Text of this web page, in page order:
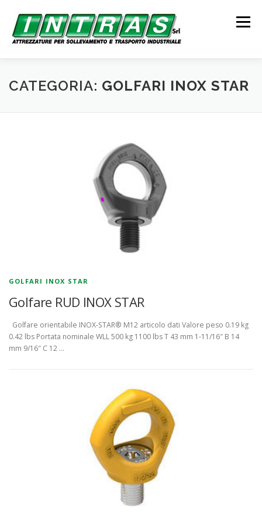
contenuto
Menu
SOLLEVAMENTO ANCORAGGIO TRASPORTO
CATEGORIA: GOLFARI INOX STAR
GOLFARI INOX STAR
Golfare RUD INOX STAR
Golfare orientabile INOX-STAR® M12 articolo dati Valore peso 0.19 kg
0.42 lbs Portata nominale WLL 500 kg 1100 lbs T 43 mm 1-11/16″ B 14
mm 9/16″ C 12 …